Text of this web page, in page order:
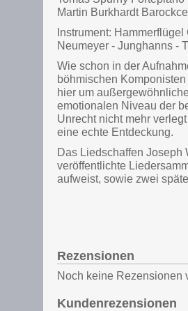
Martin Burkhardt
Instrument:
Neumeyer - Junghanns -
Wie schon in der
böhmischen
hier um
emotionalen Niveau der
Unrecht nicht mehr
eine echte Entdeckung.
Das Liedschaffen Joseph
veröffentlichte
aufweist, sowie zwei
Rezensionen
Noch keine Rezensionen
Kundenrezensionen